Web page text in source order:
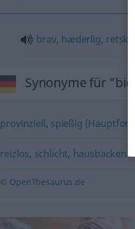
brav, hæderlig,
Synonyme für
provinziell, spießig (Hauptform)
reizlos, schlicht, hausbacken
© OpenThesaurus.de